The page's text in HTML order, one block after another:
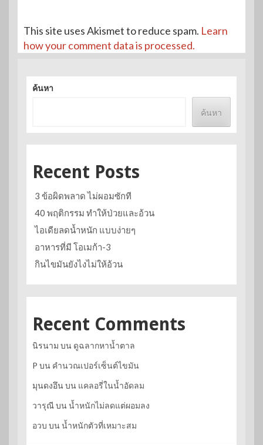
This site uses Akismet to reduce spam. Learn
how your comment data is processed.
ค้นหา
ค้นหา
Recent Posts
3 ข้อผิดพลาด ไม่ผอมซักที
40 พฤติกรรม ทำให้ป่วยและอ้วน
ไอเดียลดน้ำหนัก แบบง่ายๆ
อาหารที่มี โอเมก้า-3
กินไขมันยังไงไม่ให้อ้วน
Recent Comments
นิรนาม บน ดูฉลากหาน้ำตาล
P บน คำนวณเปอร์เซ็นต์ไขมัน
มุนดงอึน บน แคลอรี่ในน้ำอัดลม
วารุณีบน น้ำหนักไม่ลดแต่ผอมลง
อวบ บน น้ำหนักตัวที่เหมาะสม